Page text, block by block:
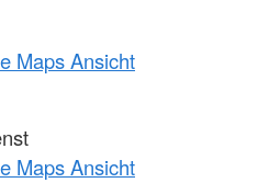
Maps Ansicht
Maps Ansicht